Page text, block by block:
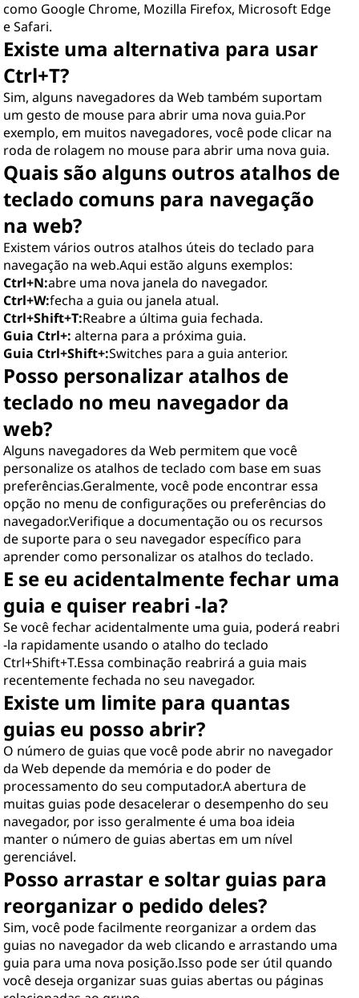
como Google Chrome, Mozilla Firefox, Microsoft Edge
e Safari.
Existe uma alternativa para usar
Ctrl+T?
Sim, alguns navegadores da Web também suportam
um gesto de mouse para abrir uma nova guia.Por
exemplo, em muitos navegadores, você pode clicar na
roda de rolagem no mouse para abrir uma nova guia.
Quais são alguns outros atalhos de
teclado comuns para navegação
na web?
Existem vários outros atalhos úteis do teclado para
navegação na web.Aqui estão alguns exemplos:
Ctrl+N:abre uma nova janela do navegador.
Ctrl+W:fecha a guia ou janela atual.
Ctrl+Shift+T:Reabre a última guia fechada.
Guia Ctrl+: alterna para a próxima guia.
Guia Ctrl+Shift+:Switches para a guia anterior.
Posso personalizar atalhos de
teclado no meu navegador da
web?
Alguns navegadores da Web permitem que você
personalize os atalhos de teclado com base em suas
preferências.Geralmente, você pode encontrar essa
opção no menu de configurações ou preferências do
navegador.Verifique a documentação ou os recursos
de suporte para o seu navegador específico para
aprender como personalizar os atalhos do teclado.
E se eu acidentalmente fechar uma
guia e quiser reabri -la?
Se você fechar acidentalmente uma guia, poderá reabri
-la rapidamente usando o atalho do teclado
Ctrl+Shift+T.Essa combinação reabrirá a guia mais
recentemente fechada no seu navegador.
Existe um limite para quantas
guias eu posso abrir?
O número de guias que você pode abrir no navegador
da Web depende da memória e do poder de
processamento do seu computador.A abertura de
muitas guias pode desacelerar o desempenho do seu
navegador, por isso geralmente é uma boa ideia
manter o número de guias abertas em um nível
gerenciável.
Posso arrastar e soltar guias para
reorganizar o pedido deles?
Sim, você pode facilmente reorganizar a ordem das
guias no navegador da web clicando e arrastando uma
guia para uma nova posição.Isso pode ser útil quando
você deseja organizar suas guias abertas ou páginas